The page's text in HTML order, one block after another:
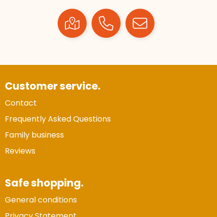
Customer service.
Contact
Frequently Asked Questions
Family business
Reviews
Safe shopping.
General conditions